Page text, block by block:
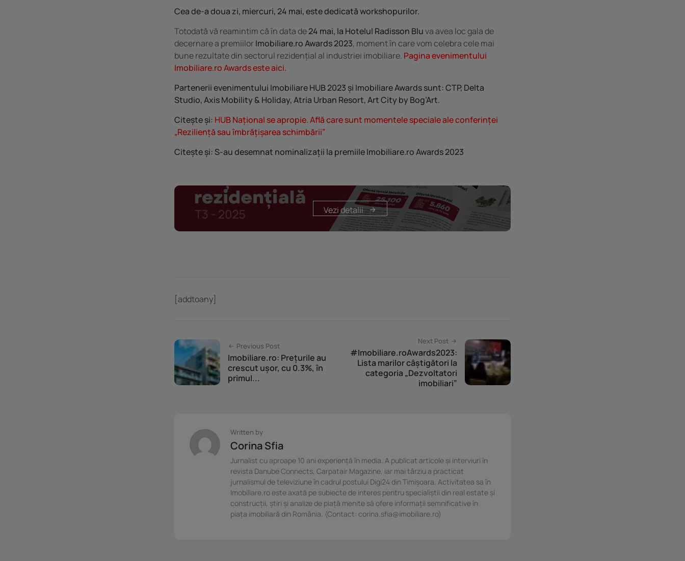
Cea de-a doua zi, miercuri, 24 mai, este dedicată workshopurilor.
Totodată vă reamintim că în data de24 mai, la Hotelul Radisson Bluva avea loc gala de
decernare a premiilor Imobiliare.ro Awards 2023, moment în care vom celebra cele mai
bune rezultate din sectorul rezidențial al industriei imobiliare. Pagina evenimentului
Imobiliare.ro Awards este aici.
Partenerii evenimentului Imobiliare HUB 2023 și Imobiliare Awards sunt: CTP, Delta
Studio, Axis Mobility & Holiday, Atria Urban Resort, Art City by Bog’Art.
Citește și: HUB Național se apropie. Află care sunt momentele speciale ale conferinței
„Reziliență sau îmbrățișarea schimbării”
Citește și: S-au desemnat nominalizații la premiile Imobiliare.ro Awards 2023
Vezi detalii
[addtoany]
Previous Post
Imobiliare.ro: Prețurile au
crescut ușor, cu 0.3%, în
primul...
Next Post
#Imobiliare.roAwards2023:
Lista marilor câștigători la
categoria „Dezvoltatori
imobiliari”
Written by
Corina Sfia
Jurnalist cu aproape 10 ani experiență în media. A publicat articole și interviuri în
revista Danube Connects, Carpatair Magazine, iar mai târziu a practicat
jurnalismul de televiziune în cadrul postului Digi24 din Timișoara. Activitatea sa în
Imobiliare.ro este axată pe subiecte de interes pentru specialiștii din real estate și
construcții, știri și analize de piață menite să ofere informații semnificative în
piața imobiliară din România. (Contact: corina.sfia@imobiliare.ro)